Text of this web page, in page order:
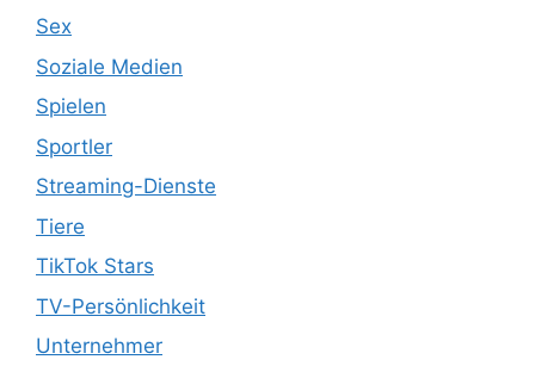
Sex
Soziale Medien
Spielen
Sportler
Streaming-Dienste
Tiere
TikTok Stars
TV-Persönlichkeit
Unternehmer